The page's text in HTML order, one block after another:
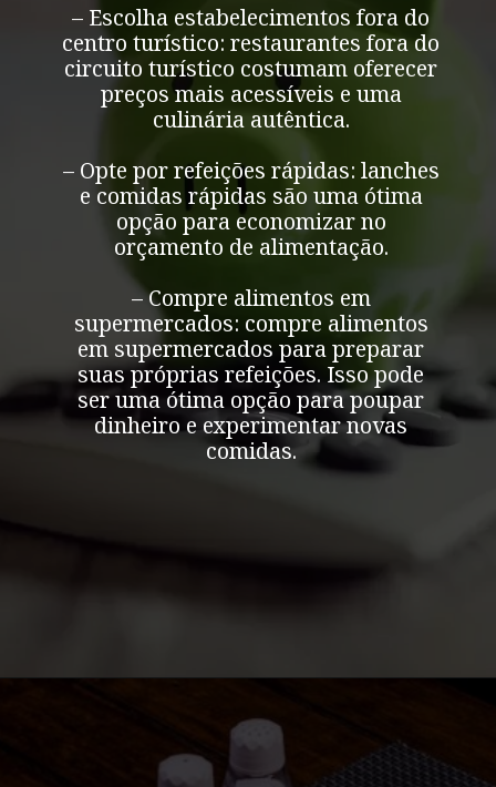
– Escolha estabelecimentos fora do
centro turístico: restaurantes fora do
circuito turístico costumam oferecer
preços mais acessíveis e uma
culinária autêntica.
– Opte por refeições rápidas: lanches
e comidas rápidas são uma ótima
opção para economizar no
orçamento de alimentação.
– Compre alimentos em
supermercados: compre alimentos
em supermercados para preparar
suas próprias refeições. Isso pode
ser uma ótima opção para poupar
dinheiro e experimentar novas
comidas.